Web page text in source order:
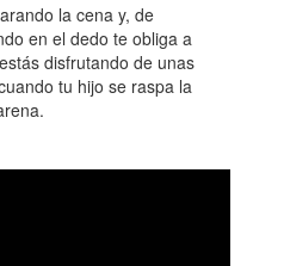
la cena y, de
en el dedo te obliga a
disfrutando de unas
tu hijo se raspa la